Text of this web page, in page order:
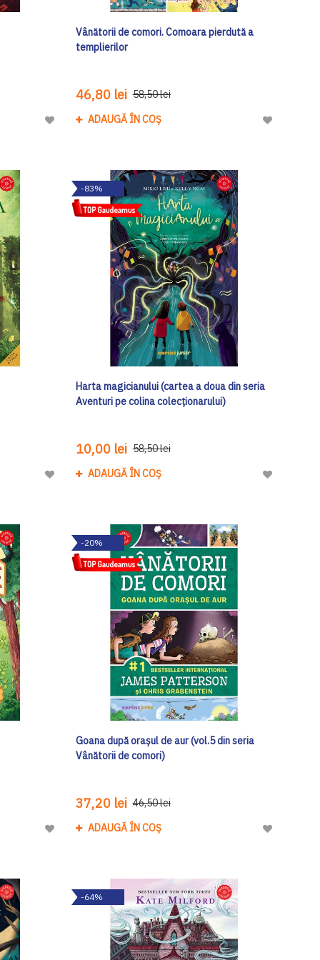
Adaugă
Dorinte
Vânătorii de comori. Comoara pierdută a
templierilor
46,80 lei 58,50 lei
ADAUGĂ ÎN COȘ
Adaugă
Adaugă
Dorinte
-83%
Harta magicianului (cartea a doua din seria
Aventuri pe colina colecționarului)
10,00 lei 58,50 lei
ADAUGĂ ÎN COȘ
Adaugă
Adaugă
Dorinte
-20%
Goana după orașul de aur (vol.5 din seria
Vânătorii de comori)
37,20 lei 46,50 lei
ADAUGĂ ÎN COȘ
Adaugă
-64%